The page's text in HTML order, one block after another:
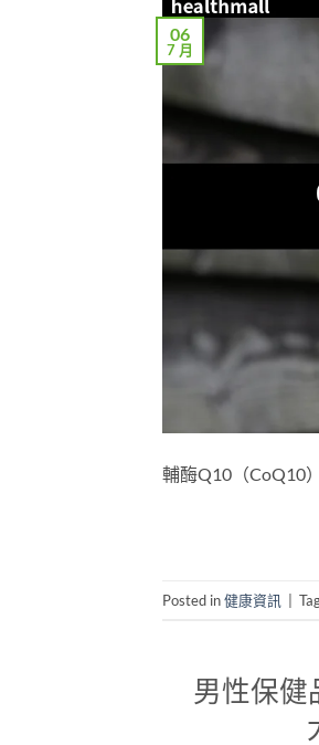
06
7 月
輔酶Q10（CoQ10
Posted in健康資訊
男性保健